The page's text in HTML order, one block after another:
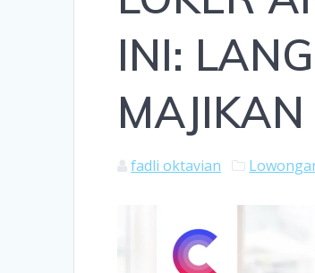
INI:
MAJIKAN
fadli oktavian